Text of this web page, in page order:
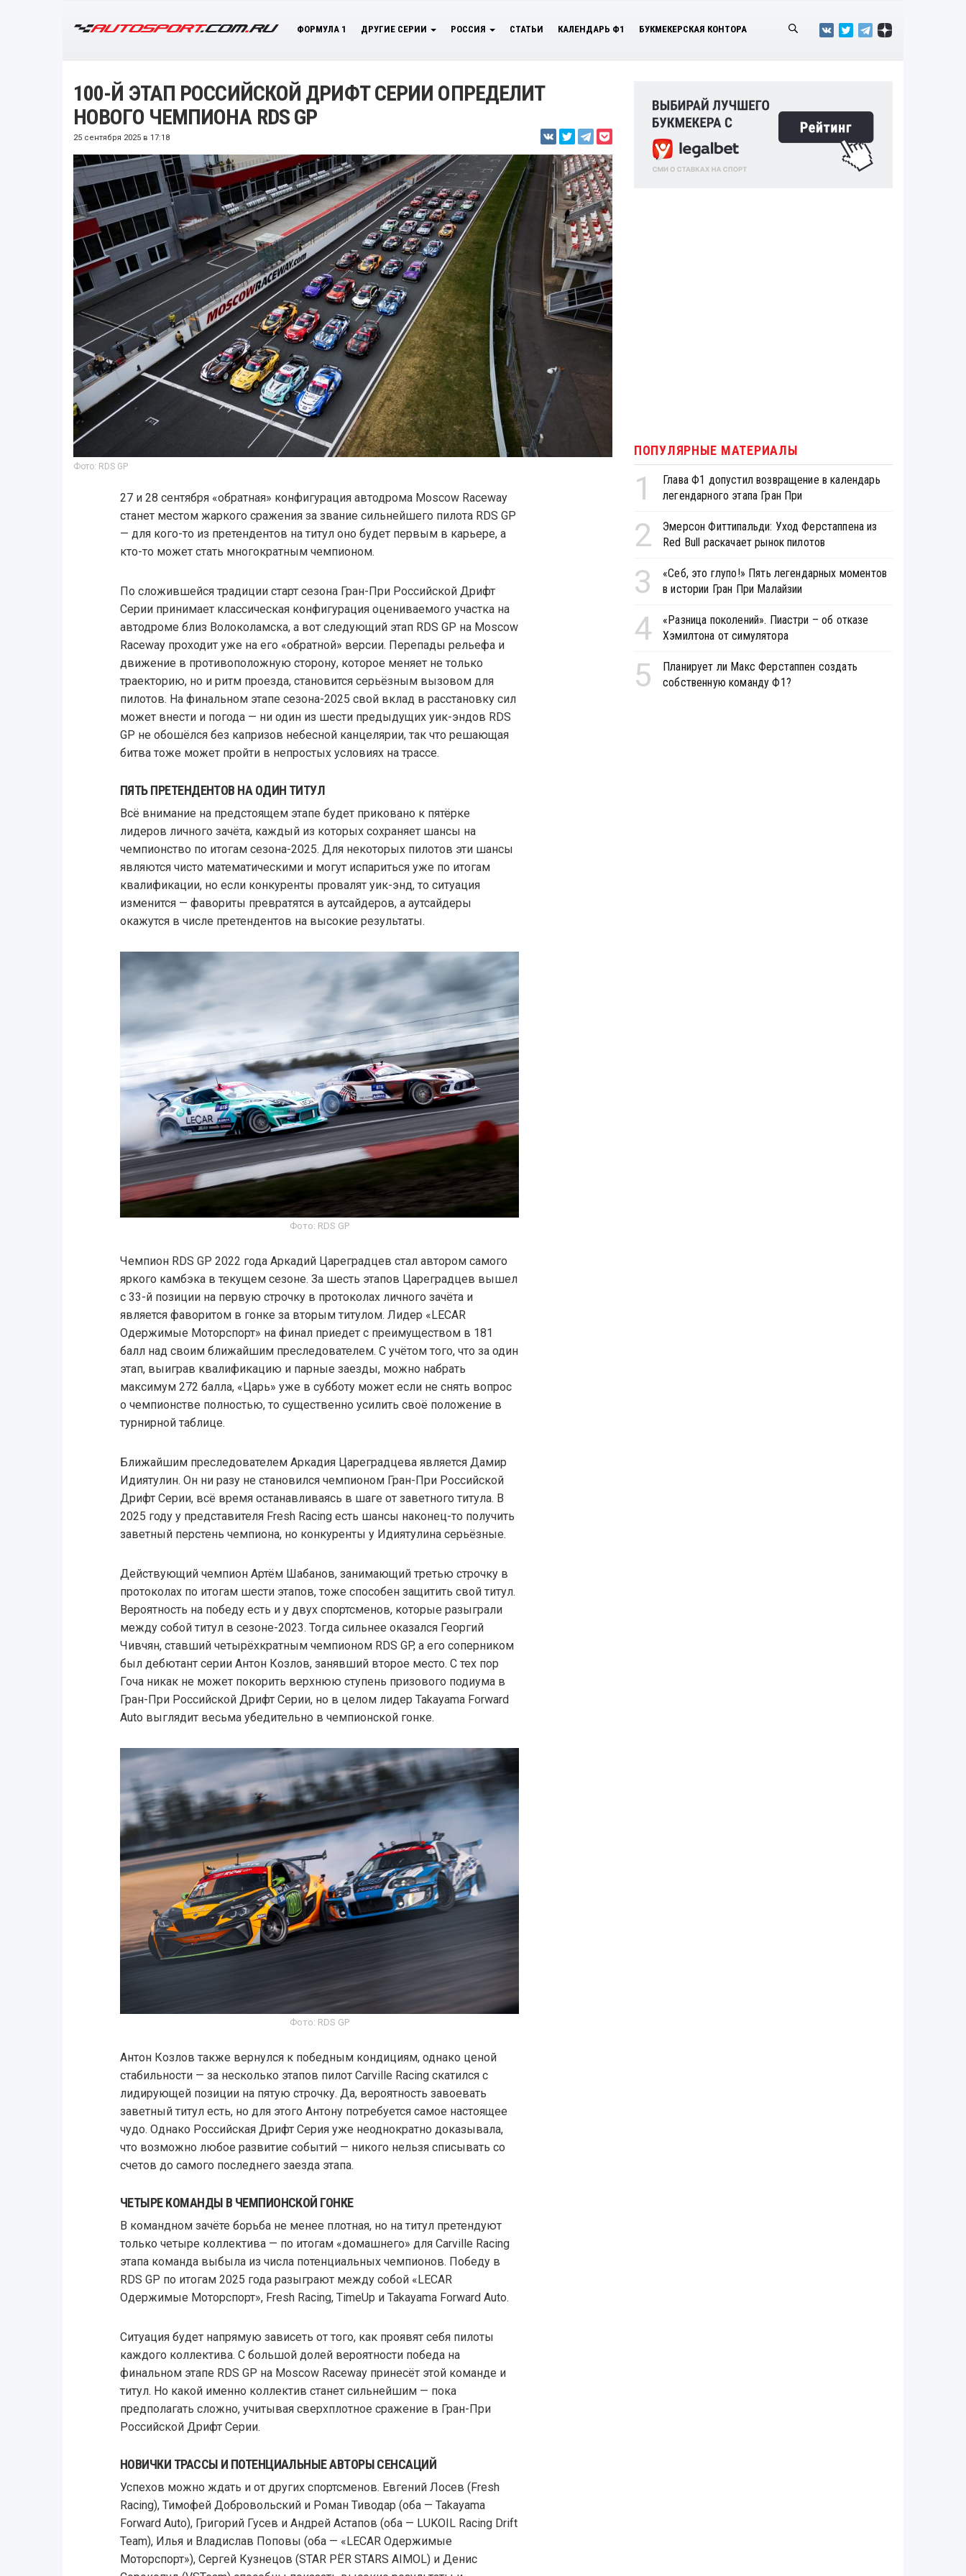
ФОРМУЛА 1 ДРУГИЕ СЕРИИ РОССИЯ СТАТЬИ КАЛЕНДАРЬ Ф1 БУКМЕКЕРСКАЯ КОНТОРА
100-Й ЭТАП РОССИЙСКОЙ ДРИФТ СЕРИИ ОПРЕДЕЛИТ
НОВОГО ЧЕМПИОНА RDS GP
25 сентября 2025 в 17:18
Фото: RDS GP
27 и 28 сентября «обратная» конфигурация автодрома Moscow Raceway
станет местом жаркого сражения за звание сильнейшего пилота RDS GP
— для кого-то из претендентов на титул оно будет первым в карьере, а
кто-то может стать многократным чемпионом.
По сложившейся традиции старт сезона Гран-При Российской Дрифт
Серии принимает классическая конфигурация оцениваемого участка на
автодроме близ Волоколамска, а вот следующий этап RDS GP на Moscow
Raceway проходит уже на его «обратной» версии. Перепады рельефа и
движение в противоположную сторону, которое меняет не только
траекторию, но и ритм проезда, становится серьёзным вызовом для
пилотов. На финальном этапе сезона-2025 свой вклад в расстановку сил
может внести и погода — ни один из шести предыдущих уик-эндов RDS
GP не обошёлся без капризов небесной канцелярии, так что решающая
битва тоже может пройти в непростых условиях на трассе.
ПЯТЬ ПРЕТЕНДЕНТОВ НА ОДИН ТИТУЛ
Всё внимание на предстоящем этапе будет приковано к пятёрке
лидеров личного зачёта, каждый из которых сохраняет шансы на
чемпионство по итогам сезона-2025. Для некоторых пилотов эти шансы
являются чисто математическими и могут испариться уже по итогам
квалификации, но если конкуренты провалят уик-энд, то ситуация
изменится — фавориты превратятся в аутсайдеров, а аутсайдеры
окажутся в числе претендентов на высокие результаты.
Фото: RDS GP
Чемпион RDS GP 2022 года Аркадий Цареградцев стал автором самого
яркого камбэка в текущем сезоне. За шесть этапов Цареградцев вышел
с 33-й позиции на первую строчку в протоколах личного зачёта и
является фаворитом в гонке за вторым титулом. Лидер «LECAR
Одержимые Моторспорт» на финал приедет с преимуществом в 181
балл над своим ближайшим преследователем. С учётом того, что за один
этап, выиграв квалификацию и парные заезды, можно набрать
максимум 272 балла, «Царь» уже в субботу может если не снять вопрос
о чемпионстве полностью, то существенно усилить своё положение в
турнирной таблице.
Ближайшим преследователем Аркадия Цареградцева является Дамир
Идиятулин. Он ни разу не становился чемпионом Гран-При Российской
Дрифт Серии, всё время останавливаясь в шаге от заветного титула. В
2025 году у представителя Fresh Racing есть шансы наконец-то получить
заветный перстень чемпиона, но конкуренты у Идиятулина серьёзные.
Действующий чемпион Артём Шабанов, занимающий третью строчку в
протоколах по итогам шести этапов, тоже способен защитить свой титул.
Вероятность на победу есть и у двух спортсменов, которые разыграли
между собой титул в сезоне-2023. Тогда сильнее оказался Георгий
Чивчян, ставший четырёхкратным чемпионом RDS GP, а его соперником
был дебютант серии Антон Козлов, занявший второе место. С тех пор
Гоча никак не может покорить верхнюю ступень призового подиума в
Гран-При Российской Дрифт Серии, но в целом лидер Takayama Forward
Auto выглядит весьма убедительно в чемпионской гонке.
Фото: RDS GP
Антон Козлов также вернулся к победным кондициям, однако ценой
стабильности — за несколько этапов пилот Carville Racing скатился с
лидирующей позиции на пятую строчку. Да, вероятность завоевать
заветный титул есть, но для этого Антону потребуется самое настоящее
чудо. Однако Российская Дрифт Серия уже неоднократно доказывала,
что возможно любое развитие событий — никого нельзя списывать со
счетов до самого последнего заезда этапа.
ЧЕТЫРЕ КОМАНДЫ В ЧЕМПИОНСКОЙ ГОНКЕ
В командном зачёте борьба не менее плотная, но на титул претендуют
только четыре коллектива — по итогам «домашнего» для Carville Racing
этапа команда выбыла из числа потенциальных чемпионов. Победу в
RDS GP по итогам 2025 года разыграют между собой «LECAR
Одержимые Моторспорт», Fresh Racing, TimeUp и Takayama Forward Auto.
Ситуация будет напрямую зависеть от того, как проявят себя пилоты
каждого коллектива. С большой долей вероятности победа на
финальном этапе RDS GP на Moscow Raceway принесёт этой команде и
титул. Но какой именно коллектив станет сильнейшим — пока
предполагать сложно, учитывая сверхплотное сражение в Гран-При
Российской Дрифт Серии.
НОВИЧКИ ТРАССЫ И ПОТЕНЦИАЛЬНЫЕ АВТОРЫ СЕНСАЦИЙ
Успехов можно ждать и от других спортсменов. Евгений Лосев (Fresh
Racing), Тимофей Добровольский и Роман Тиводар (оба — Takayama
Forward Auto), Григорий Гусев и Андрей Астапов (оба — LUKOIL Racing Drift
Team), Илья и Владислав Поповы (оба — «LECAR Одержимые
Моторспорт»), Сергей Кузнецов (STAR PЁR STARS AIMOL) и Денис
ПОПУЛЯРНЫЕ МАТЕРИАЛЫ
1
Глава Ф1 допустил возвращение в календарь
легендарного этапа Гран При
2
Эмерсон Фиттипальди: Уход Ферстаппена из
Red Bull раскачает рынок пилотов
3
«Себ, это глупо!» Пять легендарных моментов
в истории Гран При Малайзии
4
«Разница поколений». Пиастри – об отказе
Хэмилтона от симулятора
5
Планирует ли Макс Ферстаппен создать
собственную команду Ф1?